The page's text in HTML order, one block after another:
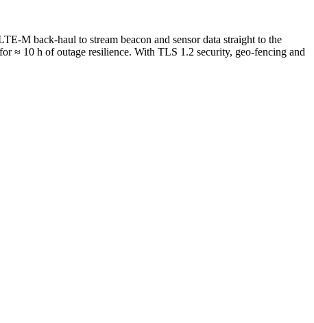
M back-haul to stream beacon and sensor data straight to the
≈ 10 h of outage resilience. With TLS 1.2 security, geo-fencing and